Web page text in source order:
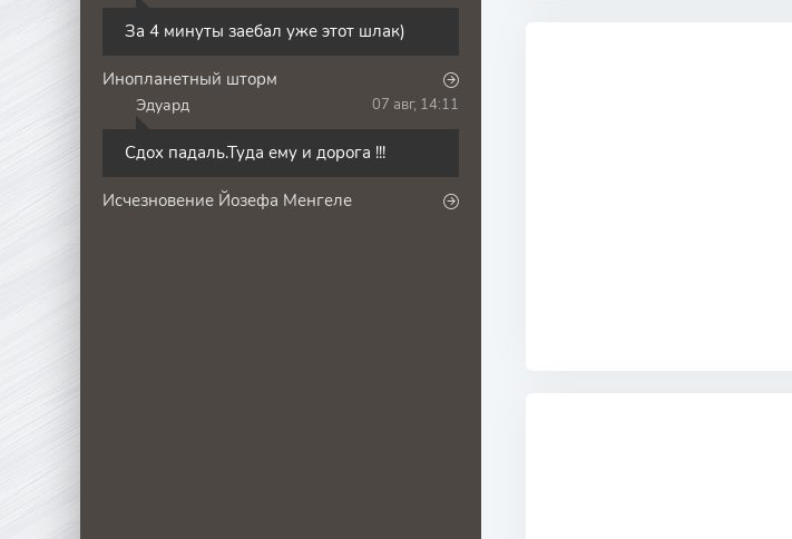
За 4 минуты заебал уже этот шлак)
Инопланетный шторм
Эдуард 07 авг, 14:11
Сдох падаль.Туда ему и дорога !!!
Исчезновение Йозефа Менгеле